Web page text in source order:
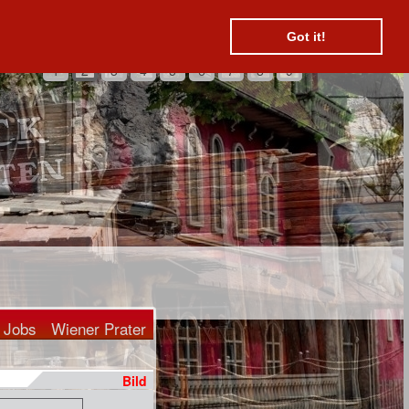
Got it!
9
8
7
6
5
4
3
2
1
Wiener Prater
Jobs
Bild